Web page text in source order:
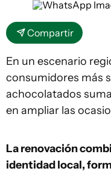
Compartir
En un escenario
consumidores más
achocolatados
en ampliar las
La renovación
identidad local,